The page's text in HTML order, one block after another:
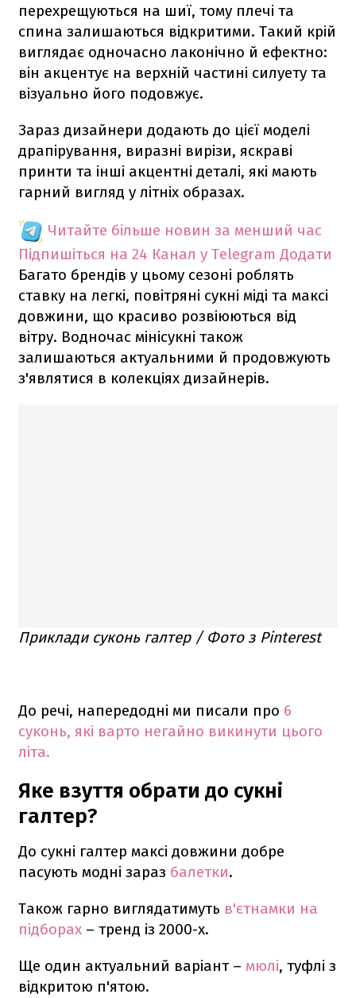
перехрещуються на шиї, тому плечі та
спина залишаються відкритими. Такий крій
виглядає одночасно лаконічно й ефектно:
він акцентує на верхній частині силуету та
візуально його подовжує.
Зараз дизайнери додають до цієї моделі
драпірування, виразні вирізи, яскраві
принти та інші акцентні деталі, які мають
гарний вигляд у літніх образах.
Читайте більше новин за менший час
Підпишіться на 24 Канал у Telegram Додати
Багато брендів у цьому сезоні роблять
ставку на легкі, повітряні сукні міді та максі
довжини, що красиво розвіюються від
вітру. Водночас мінісукні також
залишаються актуальними й продовжують
з'являтися в колекціях дизайнерів.
Приклади суконь галтер / Фото з Pinterest
До речі, напередодні ми писали про 6
суконь, які варто негайно викинути цього
літа.
Яке взуття обрати до сукні
галтер?
До сукні галтер максі довжини добре
пасують модні зараз балетки.
Також гарно виглядатимуть в'єтнамки на
підборах – тренд із 2000-х.
Ще один актуальний варіант – мюлі, туфлі з
відкритою п'ятою.